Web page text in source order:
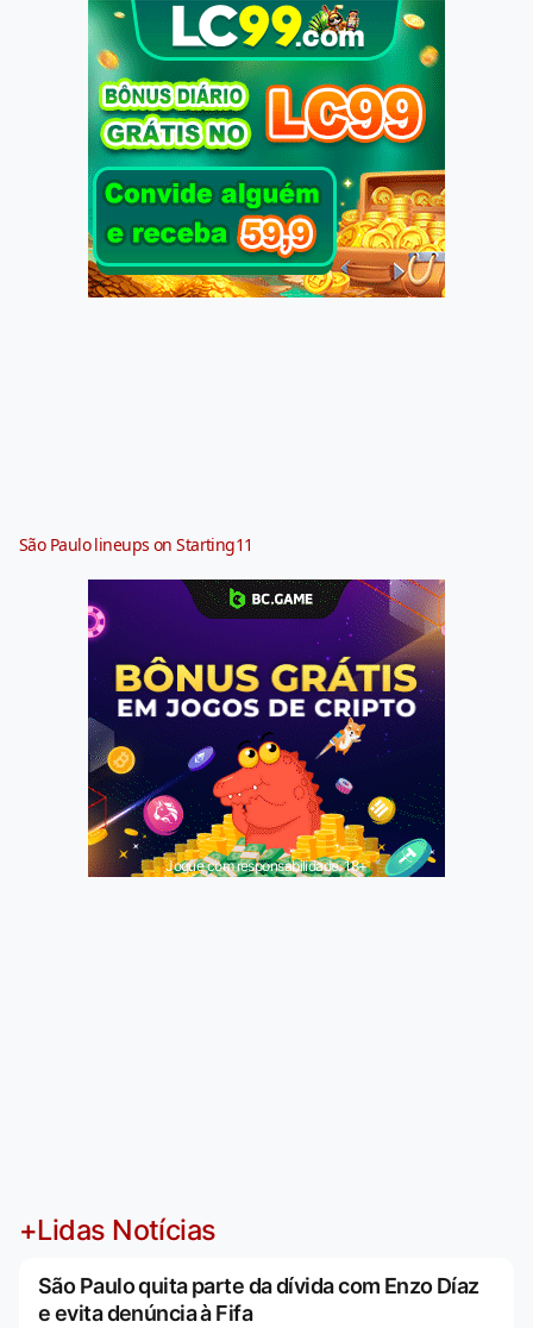
São Paulo lineups on Starting11
Jogue com responsabilidade. 18+
+Lidas Notícias
São Paulo quita parte da dívida com Enzo Díaz
e evita denúncia à Fifa